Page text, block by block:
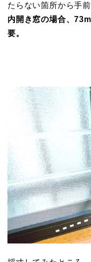
たらない箇所から手
内開き窓の場合、
要。